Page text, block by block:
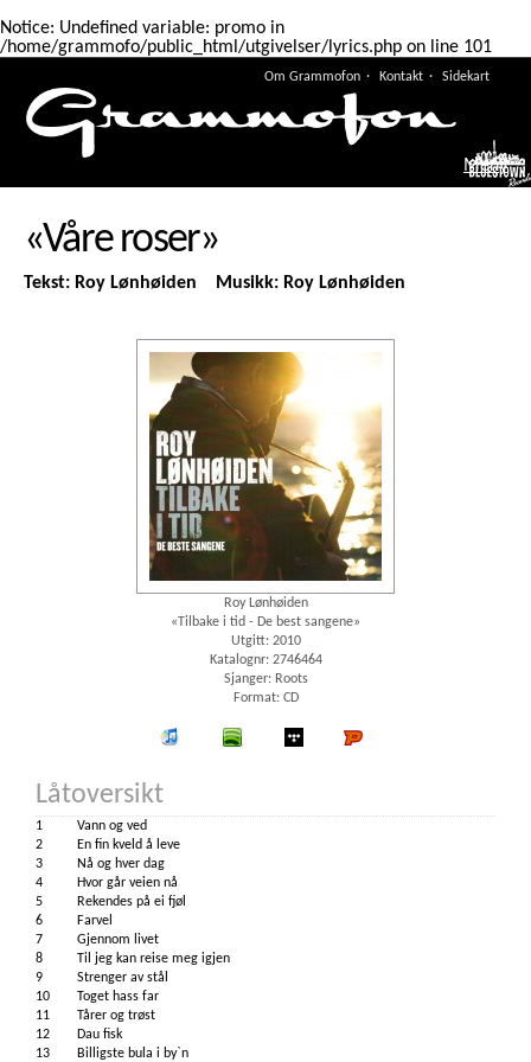
Notice: Undefined variable: promo in
/home/grammofo/public_html/utgivelser/lyrics.php on line 101
Om Grammofon Kontakt Sidekart
Meny
«Våre roser»
Tekst: Roy Lønhøiden Musikk: Roy Lønhøiden
Roy Lønhøiden
«Tilbake i tid - De best sangene»
Utgitt: 2010
Katalognr: 2746464
Sjanger: Roots
Format: CD
iTunes spotify wimp
Låtoversikt
1
Vann og ved
2
En fin kveld å leve
3
Nå og hver dag
4
Hvor går veien nå
5
Rekendes på ei fjøl
6
Farvel
7
Gjennom livet
8
Til jeg kan reise meg igjen
9
Strenger av stål
10
Toget hass far
11
Tårer og trøst
12
Dau fisk
13
Billigste bula i by`n